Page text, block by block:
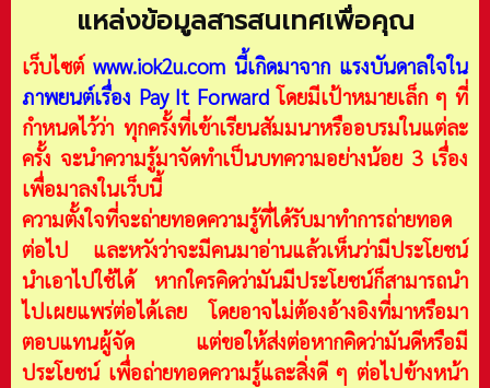
แหล่งข้อมูลสารสนเทศเพื่อคุณ
เว็บไซต์ www.iok2u.com นี้เกิดมาจาก แรงบันดาลใจใน
ภาพยนต์เรื่อง Pay It Forward โดยมีเป้าหมายเล็ก ๆ ที่
กำหนดไว้ว่า ทุกครั้งที่เข้าเรียนสัมมนาหรืออบรมในแต่ละ
ครั้ง จะนำความรู้มาจัดทำเป็นบทความอย่างน้อย 3 เรื่อง
เพื่อมาลงในเว็บนี้
ความตั้งใจที่จะถ่ายทอดความรู้ที่ได้รับมาทำการถ่ายทอด
ต่อไป และหวังว่าจะมีคนมาอ่านแล้วเห็นว่ามีประโยชน์
นำเอาไปใช้ได้ หากใครคิดว่ามันมีประโยชน์ก็สามารถนำ
ไปเผยแพร่ต่อได้เลย โดยอาจไม่ต้องอ้างอิงที่มาหรือมา
ตอบแทนผู้จัด แต่ขอให้ส่งต่อหากคิดว่ามันดีหรือมี
ประโยชน์ เพื่อถ่ายทอดความรู้และสิ่งดี ๆ ต่อไปข้างหน้า